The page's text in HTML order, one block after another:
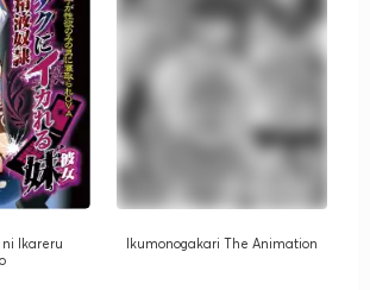
ni Ikareru
Ikumonogakari The Animation